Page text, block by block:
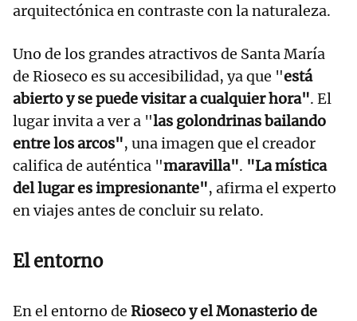
arquitectónica en contraste con la naturaleza.
Uno de los grandes atractivos de Santa María
de Rioseco es su accesibilidad, ya que "está
abierto y se puede visitar a cualquier hora". El
lugar invita a ver a "las golondrinas bailando
entre los arcos", una imagen que el creador
califica de auténtica "maravilla". "La mística
del lugar es impresionante", afirma el experto
en viajes antes de concluir su relato.
El entorno
En el entorno de Rioseco y el Monasterio de